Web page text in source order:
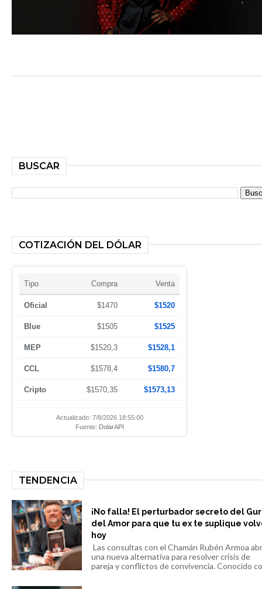
BUSCAR
COTIZACIÓN DEL DÓLAR
Tipo Compra Venta
Oficial $1470 $1520
Blue $1505 $1525
MEP $1520,3 $1528,1
CCL $1578,4 $1580,7
Cripto $1570,35 $1573,13
Actualizado: 7/8/2026 18:55:00
Fuente: DolarAPI
TENDENCIA
¡No falla! El perturbador secreto del
del Amor para que tu ex te suplique
hoy
Las consultas con el Chamán Rubén Armoa
una nueva alternativa para resolver crisis de
pareja y conflictos de convivencia. Conocido